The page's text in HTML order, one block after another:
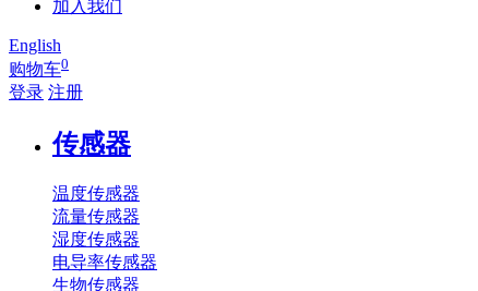
加入我们
English
购物车0
登录 注册
传感器
温度传感器
流量传感器
湿度传感器
电导率传感器
生物传感器